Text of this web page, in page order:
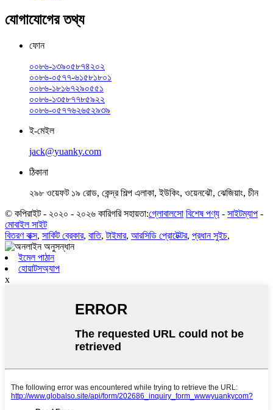
যোগাযোগের তথ্য
ফোন
০০৮৬-১৩৯০৫৮৭৪২০২
০০৮৬-০৫৭৭-৬১৫৮১৮০১
০০৮৬-১৮১৬৭২৯০৫৫১
০০৮৬-১৩৫৮৭৭৮৫৯২২
০০৮৬-০৫৭৭৬২৬৫২৯৩৯
ই-মেইল
jack@yuanky.com
ঠিকানা
২৯৮ ওয়েফট ১৯ রোড, কেন্দ্র শিল্প এলাকা, ইউকিং, ওয়েনঝৌ, ঝেজিয়াং, চীন
© কপিরাইট - ২০২০ - ২০২৬ কারিগরি সহায়তা:গ্লোবালসো বিশেষ পণ্য - সাইটম্যাপ -
মোবাইল সাইট
বিতরণ বাক্স, সার্কিট ব্রেকার, বাতি,টাইমার, আরসিডি প্রোটেক্টর, প্রধান সুইচ,
ইমেল পাঠান
হোয়াটসঅ্যাপ
x